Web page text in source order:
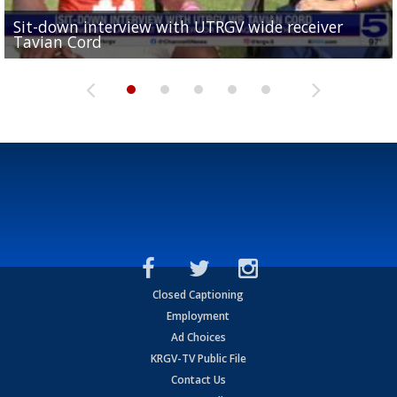
Sit-down interview with UTRGV wide receiver
Tavian Cord
Two-a-Day Tour 2026: Raymondville Bearkats
Two-a-Day Tour 2026: Port Isabel Tarpons
UTRGV football ranks fourth in SLC preseason poll
and receiving votes in...
Two-a-Day Tour 2026: Santa Rosa Warriors
Closed Captioning
Employment
Ad Choices
KRGV-TV Public File
Contact Us